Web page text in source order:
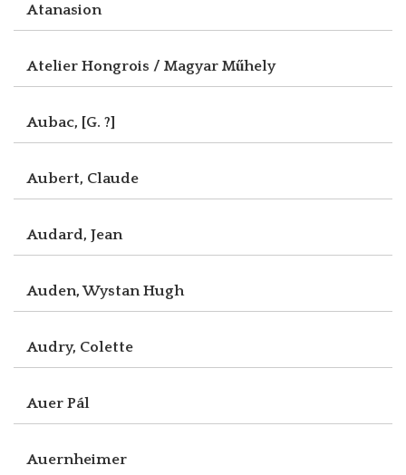
Atanasion
Atelier Hongrois / Magyar Műhely
Aubac, [G. ?]
Aubert, Claude
Audard, Jean
Auden, Wystan Hugh
Audry, Colette
Auer Pál
Auernheimer